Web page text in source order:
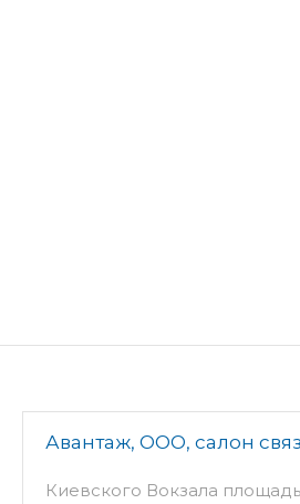
Авантаж, ООО, салон
Киевского Вокзала